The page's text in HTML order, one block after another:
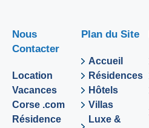
Nous
Contacter
Location
Vacances
Corse .com
Résidence
Plan du Site
Accueil
Résidences
Hôtels
Villas
Luxe &